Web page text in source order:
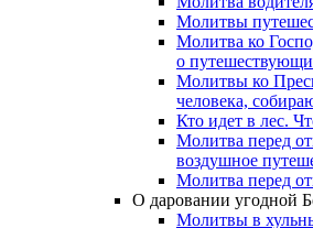
Молитвы
Молитва ко
о
Молитвы ко
человека,
Кто идет в лес.
Молитва перед
воздушное
Молитва перед
О даровании угодной
Молитвы в